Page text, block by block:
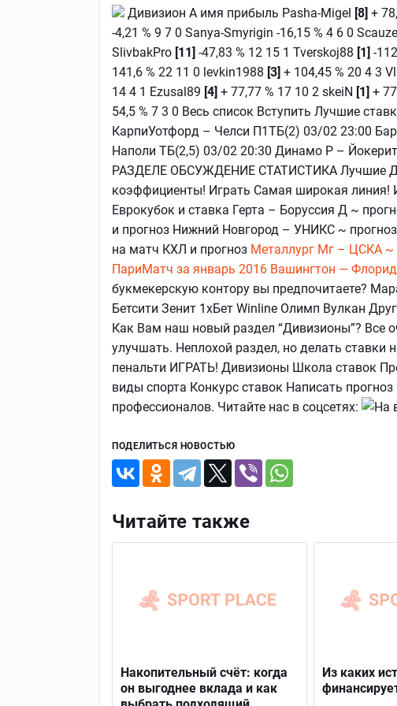
Дивизион А имя прибыль Pasha-Migel [8] +
-4,21 % 9 7 0 Sanya-Smyrigin -16,15 % 4 6 0
SlivbakPro [11] -47,83 % 12 15 1 Tverskoj88 [1] -
141,6 % 22 11 0 levkin1988 [3] + 104,45 % 20 4 3
14 4 1 Ezusal89 [4] + 77,77 % 17 10 2 skeiN [1] +
54,5 % 7 3 0 Весь список Вступить Лучшие
КарпиУотфорд – Челси П1ТБ(2) 03/02 23:00
Наполи ТБ(2,5) 03/02 20:30 Динамо Р –
РАЗДЕЛЕ ОБСУЖДЕНИЕ СТАТИСТИКА Лучшие
коэффициенты! Играть Самая широкая линия!
Еврокубок и ставка Герта – Боруссия Д ~
и прогноз Нижний Новгород – УНИКС ~
на матч КХЛ и прогноз Металлург Мг – ЦСКА ~
ПариМатч за январь 2016 Вашингтон —
букмекерскую контору вы предпочитаете?
Бетсити Зенит 1хБет Winline Олимп Вулкан
Как Вам наш новый раздел “Дивизионы”? Все
улучшать. Неплохой раздел, но делать ставки
пенальти ИГРАТЬ! Дивизионы Школа ставок
виды спорта Конкурс ставок Написать
профессионалов. Читайте нас в соцсетях:
ПОДЕЛИТЬСЯ НОВОСТЬЮ
Читайте также
Накопительный счёт: когда
он выгоднее вклада и как
Из каких